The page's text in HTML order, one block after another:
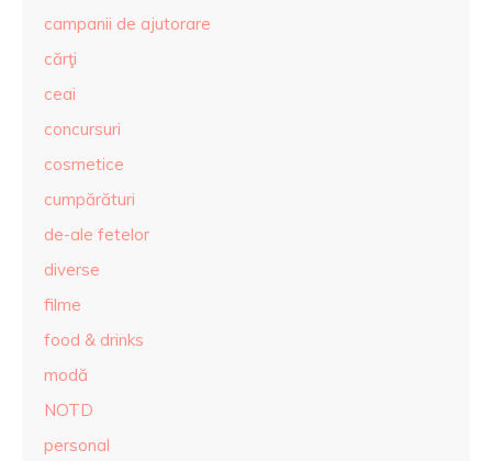
campanii de ajutorare
cărţi
ceai
concursuri
cosmetice
cumpărături
de-ale fetelor
diverse
filme
food & drinks
modă
NOTD
personal